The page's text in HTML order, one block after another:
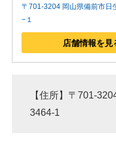
〒701-3204 岡山県備前市日
−１
店舗情報を見
【住所】〒701-
3464-1